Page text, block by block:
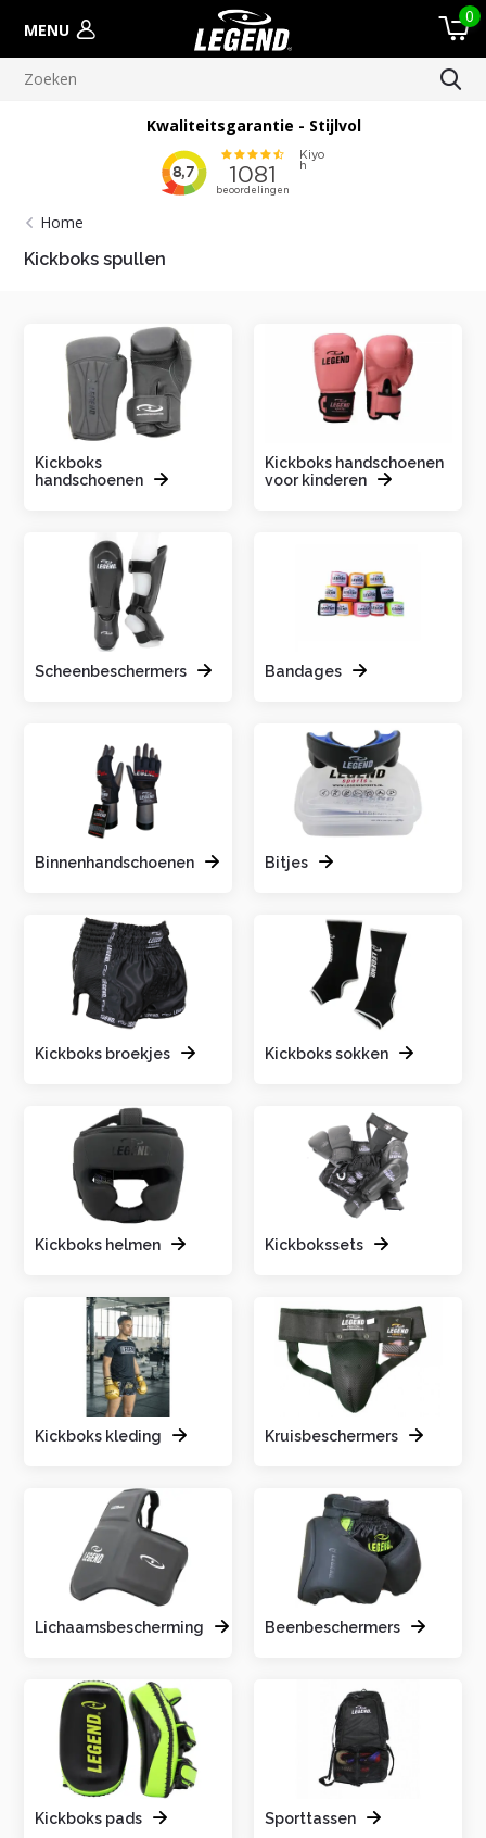
MENU
0
Meer dan 100.000 verscheepte orders
Home
Kickboks spullen
Kickboks
handschoenen
Kickboks handschoenen
voor kinderen
Scheenbeschermers Bandages
Binnenhandschoenen Bitjes
Kickboks broekjes Kickboks sokken
Kickboks helmen Kickbokssets
Kickboks kleding Kruisbeschermers
Lichaamsbescherming Beenbeschermers
Kickboks pads Sporttassen